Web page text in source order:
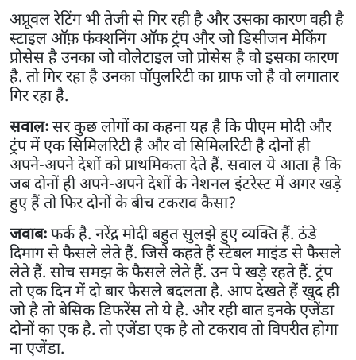
अप्रूवल रेटिंग भी तेजी से गिर रही है और उसका कारण वही है
स्टाइल ऑफ़ फंक्शनिंग ऑफ ट्रंप और जो डिसीजन मेकिंग
प्रोसेस है उनका जो वोलेटाइल जो प्रोसेस है वो इसका कारण
है. तो गिर रहा है उनका पॉपुलरिटी का ग्राफ जो है वो लगातार
गिर रहा है.
सवालःसर कुछ लोगों का कहना यह है कि पीएम मोदी और
ट्रंप में एक सिमिलरिटी है और वो सिमिलरिटी है दोनों ही
अपने-अपने देशों को प्राथमिकता देते हैं. सवाल ये आता है कि
जब दोनों ही अपने-अपने देशों के नेशनल इंटरेस्ट में अगर खड़े
हुए हैं तो फिर दोनों के बीच टकराव कैसा?
जवाबःफर्क है. नरेंद्र मोदी बहुत सुलझे हुए व्यक्ति हैं. ठंडे
दिमाग से फैसले लेते हैं. जिसे कहते हैं स्टेबल माइंड से फैसले
लेते हैं. सोच समझ के फैसले लेते हैं. उन पे खड़े रहते हैं. ट्रंप
तो एक दिन में दो बार फैसले बदलता है. आप देखते हैं खुद ही
जो है तो बेसिक डिफरेंस तो ये है. और रही बात इनके एजेंडा
दोनों का एक है. तो एजेंडा एक है तो टकराव तो विपरीत होगा
ना एजेंडा.